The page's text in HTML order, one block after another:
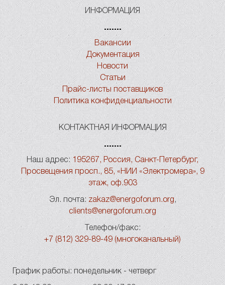
ИНФОРМАЦИЯ
Вакансии
Документация
Новости
Статьи
Прайс-листы поставщиков
Политика конфиденциальности
КОНТАКТНАЯ ИНФОРМАЦИЯ
Наш адрес: 195267, Россия, Санкт-Петербург,
Просвещения просп., 85, «НИИ «Электромера», 9
этаж, оф.903
Эл. почта: zakaz@energoforum.org ,
clients@energoforum.org
Телефон/факс:
+7 (812) 329-89-49 (многоканальный)
График работы: понедельник - четверг